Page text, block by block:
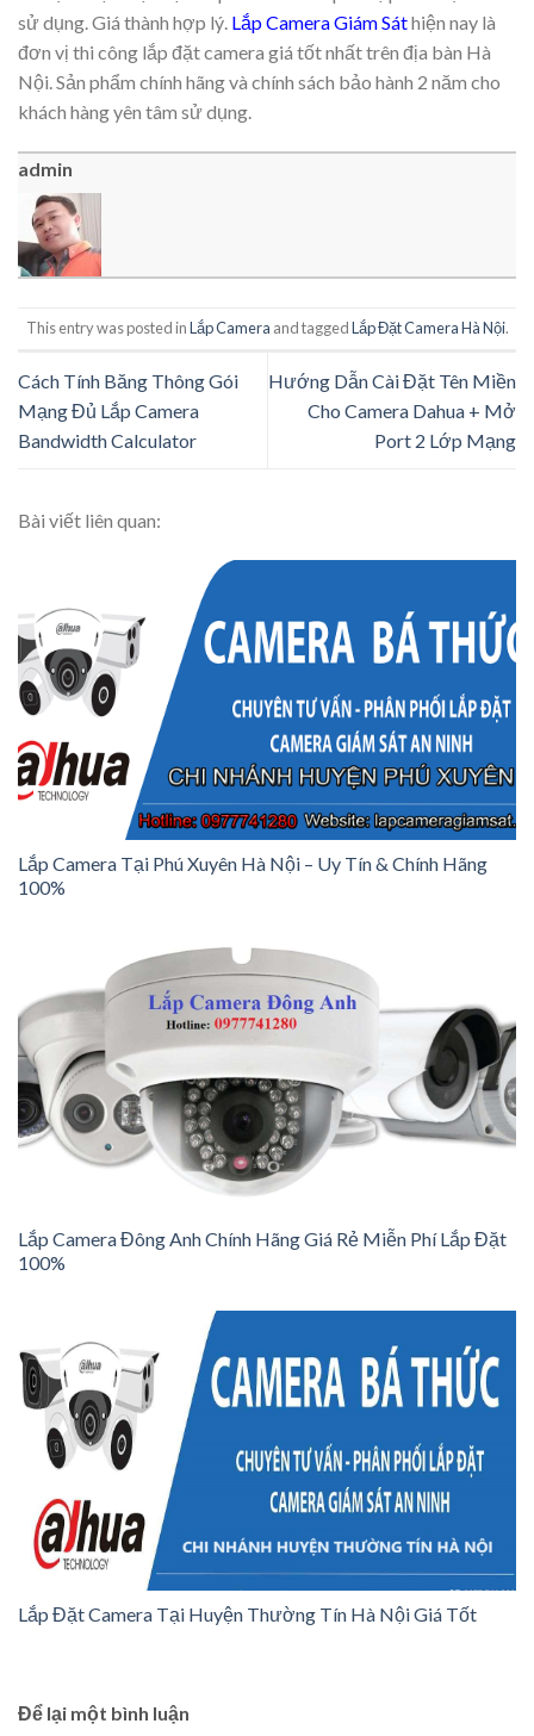
sử dụng. Giá thành hợp lý. Lắp Camera Giám Sáthiện nay là
đơn vị thi công lắp đặt camera giá tốt nhất trên địa bàn Hà
Nội. Sản phẩm chính hãng và chính sách bảo hành 2 năm cho
khách hàng yên tâm sử dụng.
admin
This entry was posted inLắp Camera and taggedLắp Đặt Camera Hà Nội.
Cách Tính Băng Thông Gói
Mạng Đủ Lắp Camera
Bandwidth Calculator
Hướng Dẫn Cài Đặt Tên Miền
Cho Camera Dahua + Mở
Port 2 Lớp Mạng
Bài viết liên quan:
Lắp Camera Tại Phú Xuyên Hà Nội – Uy Tín & Chính Hãng
100%
Lắp Camera Đông Anh Chính Hãng Giá Rẻ Miễn Phí Lắp Đặt
100%
Lắp Đặt Camera Tại Huyện Thường Tín Hà Nội Giá Tốt
Để lại một bình luận